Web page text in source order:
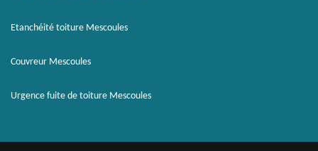
Etanchéité toiture Mescoules
Couvreur Mescoules
Urgence fuite de toiture Mescoules